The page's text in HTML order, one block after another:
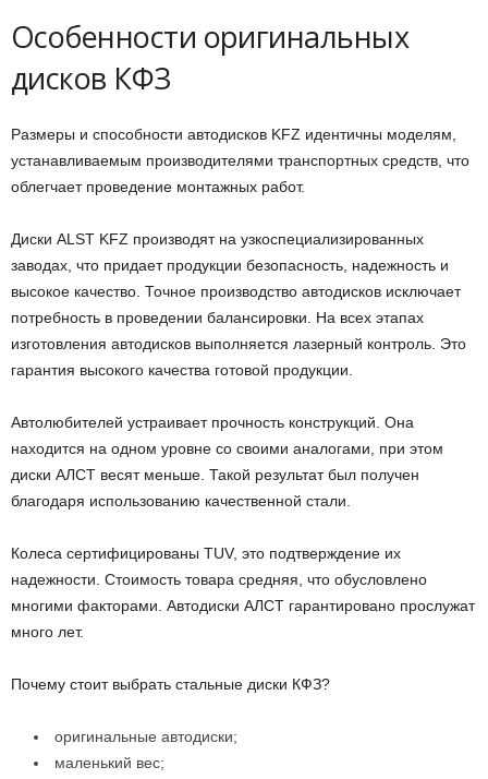
Особенности оригинальных
дисков КФЗ
Размеры и способности автодисков KFZ идентичны моделям,
устанавливаемым производителями транспортных средств, что
облегчает проведение монтажных работ.
Диски ALST KFZ производят на узкоспециализированных
заводах, что придает продукции безопасность, надежность и
высокое качество. Точное производство автодисков исключает
потребность в проведении балансировки. На всех этапах
изготовления автодисков выполняется лазерный контроль. Это
гарантия высокого качества готовой продукции.
Автолюбителей устраивает прочность конструкций. Она
находится на одном уровне со своими аналогами, при этом
диски АЛСТ весят меньше. Такой результат был получен
благодаря использованию качественной стали.
Колеса сертифицированы TUV, это подтверждение их
надежности. Стоимость товара средняя, что обусловлено
многими факторами. Автодиски АЛСТ гарантировано прослужат
много лет.
Почему стоит выбрать стальные диски КФЗ?
оригинальные автодиски;
маленький вес;